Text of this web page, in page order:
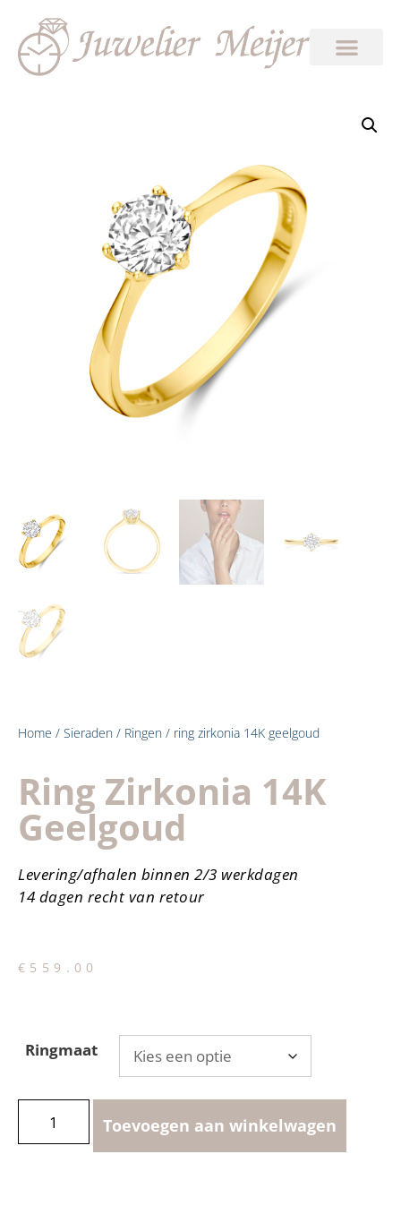
Home / Sieraden / Ringen / ring zirkonia 14K geelgoud
Ring Zirkonia 14K
Geelgoud
Levering/afhalen binnen 2/3 werkdagen
14 dagen recht van retour
€ 559.00
Ringmaat
Toevoegen aan winkelwagen